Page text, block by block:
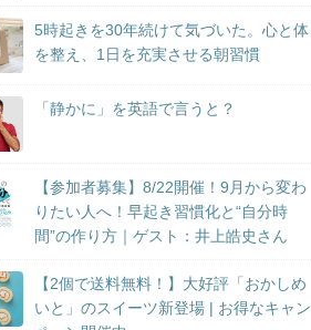
5時起きを30年続けて気づいた。心と体
を整え、1日を充実させる朝習慣
「静かに」を英語で言うと？
【参加者募集】8/22開催！9月から変わ
りたい人へ！早起き習慣化と“自分時
間”の作り方｜ゲスト：井上皓史さん
【2個で送料無料！】大好評「おかしめ
いと」のスイーツ新登場 | お得なキャン